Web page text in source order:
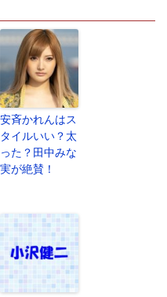
安斉かれんはス
タイルいい？太
った？田中みな
実が絶賛！